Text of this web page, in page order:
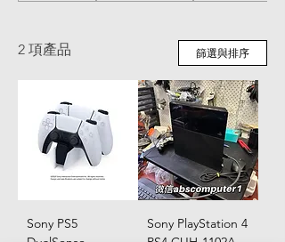
2 項產品 篩選與排序
Sony PS5
Sony PlayStation 4